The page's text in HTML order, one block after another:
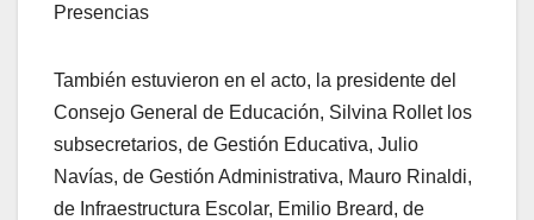
Presencias
También estuvieron en el acto, la presidente del
Consejo General de Educación, Silvina Rollet los
subsecretarios, de Gestión Educativa, Julio
Navías, de Gestión Administrativa, Mauro Rinaldi,
de Infraestructura Escolar, Emilio Breard, de